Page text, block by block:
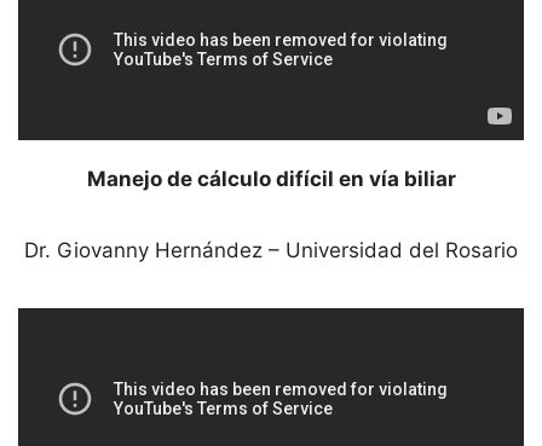
Manejo de cálculo difícil en vía biliar
Dr. Giovanny Hernández – Universidad del Rosario